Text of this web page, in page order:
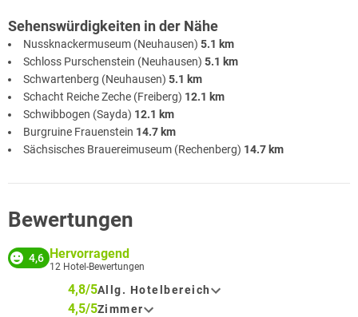
Sehenswürdigkeiten in der Nähe
Nussknackermuseum (Neuhausen) 5.1 km
Schloss Purschenstein (Neuhausen) 5.1 km
Schwartenberg (Neuhausen) 5.1 km
Schacht Reiche Zeche (Freiberg) 12.1 km
Schwibbogen (Sayda) 12.1 km
Burgruine Frauenstein 14.7 km
Sächsisches Brauereimuseum (Rechenberg) 14.7 km
Bewertungen
4,6 Hervorragend
12 Hotel-Bewertungen
4,8/5Allg. Hotelbereich
4,5/5Zimmer